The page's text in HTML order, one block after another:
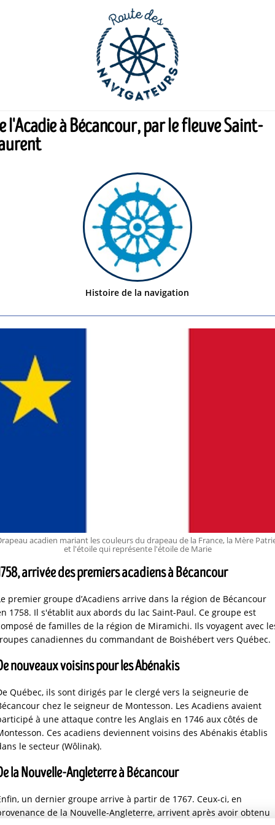
l'Acadie à Bécancour, par le fleuve Saint-
Histoire de la navigation
acadien mariant les couleurs du drapeau de la France, la Mère
et l'étoile qui représente l'étoile de Marie
arrivée des premiers acadiens à Bécancour
premier groupe d’Acadiens arrive dans la région de Bécancour
1758. Il s'établit aux abords du lac Saint-Paul. Ce groupe est
de familles de la région de Miramichi. Ils voyagent avec
canadiennes du commandant de Boishébert vers Québec.
nouveaux voisins pour les Abénakis
Québec, ils sont dirigés par le clergé vers la seigneurie de
chez le seigneur de Montesson. Les Acadiens avaient
à une attaque contre les Anglais en 1746 aux côtés de
Ces acadiens deviennent voisins des Abénakis établis
le secteur (Wôlinak).
la Nouvelle-Angleterre à Bécancour
un dernier groupe arrive à partir de 1767. Ceux-ci, en
de la Nouvelle-Angleterre, arrivent après avoir obtenu